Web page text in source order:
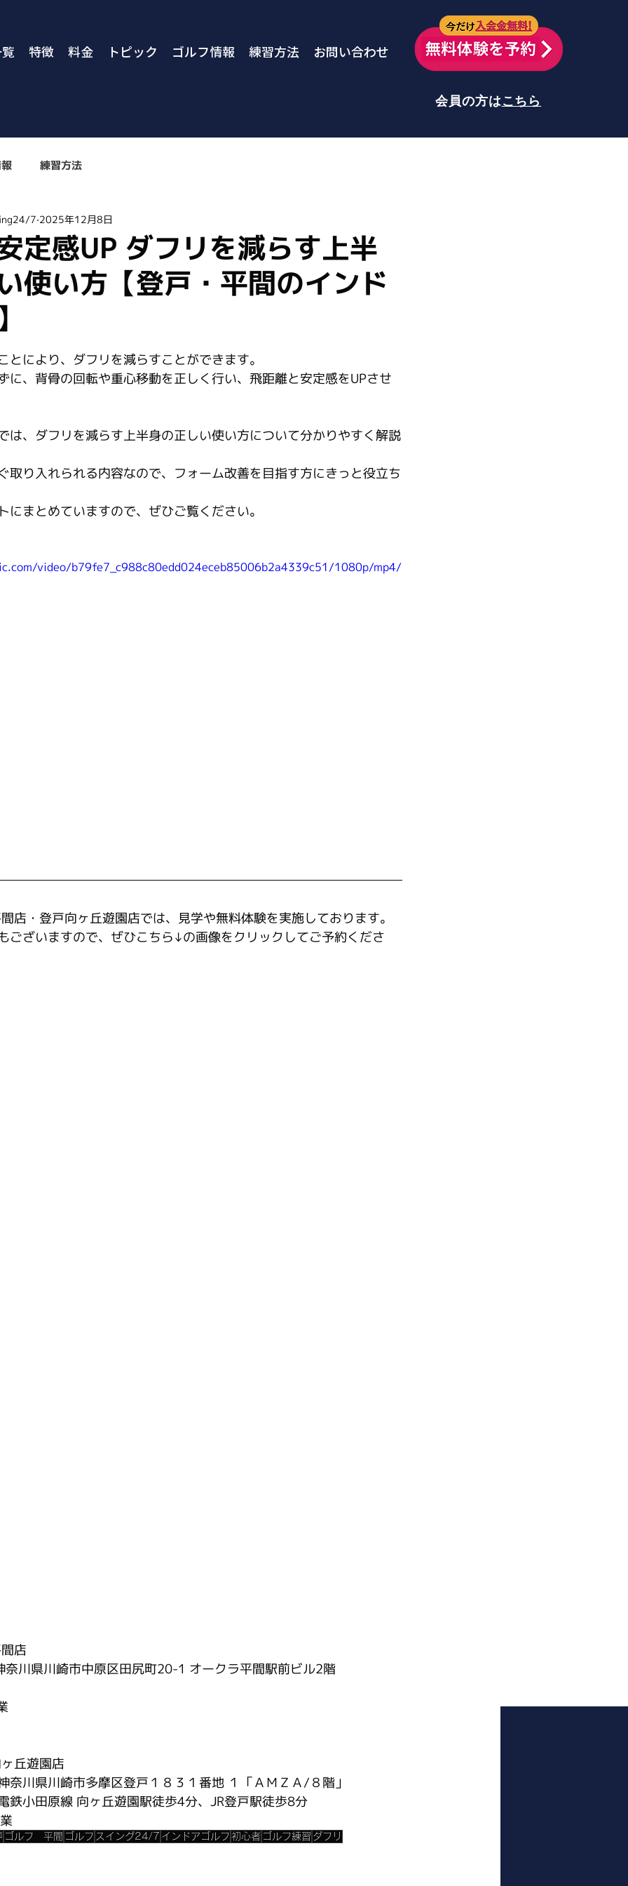
特徴 料金 トピック ゴルフ情報 練習方法 お問い合わせ
今だけ
会員の方はこちら
練習方法
定感UP ダフリを減らす上半
使い方【登戸・平間のインド
7 2025年12月8日
とにより、ダフリを減らすことができます。
に、背骨の回転や重心移動を正しく行い、飛距離と安定感をUPさせ
は、ダフリを減らす上半身の正しい使い方について分かりやすく解説
取り入れられる内容なので、フォーム改善を目指す方にきっと役立ち
にまとめていますので、ぜひご覧ください。
video/b79fe7_c988c80edd024eceb85006b2a4339c51/1080p/mp4/
店・登戸向ヶ丘遊園店では、見学や無料体験を実施しております。
ございますので、ぜひこちら↓の画像をクリックしてご予約くださ
店
川県川崎市中原区田尻町20-1 オークラ平間駅前ビル2階
丘遊園店
川県川崎市多摩区登戸１８３１番地 １「ＡＭＺＡ/８階」
鉄小田原線 向ヶ丘遊園駅徒歩4分、JR登戸駅徒歩8分
ゴルフ 平間 ゴルフ スイング24/7 インドアゴルフ 初心者 ゴルフ練習 ダフリ